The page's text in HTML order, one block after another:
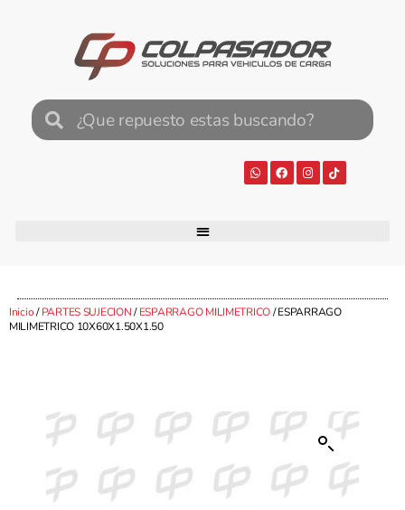
Inicio/PARTES SUJECION/ESPARRAGO MILIMETRICO/ ESPARRAGO
MILIMETRICO 10X60X1.50X1.50